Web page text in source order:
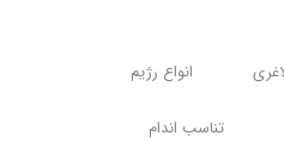
انواع رژیم
تناسب اندام